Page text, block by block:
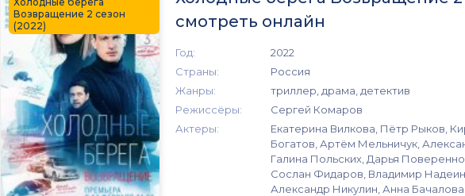
Возвращение 2 сезон
(2022)
смотреть онлайн
Год:
2022
Страны:
Россия
Жанры:
триллер, драма, детектив
Режиссёры:
Сергей Комаров
Актеры:
Екатерина Вилкова, Пётр Рыков,
Богатов, Артём Мельничук,
Галина Польских, Дарья
Сослан Фидаров, Владимир
Александр Никулин, Анна